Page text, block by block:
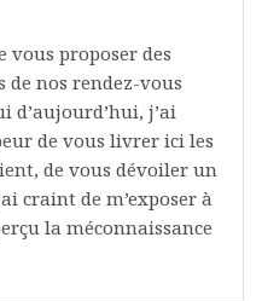
vous proposer des
nos rendez-vous
d’aujourd’hui, j’ai
de vous livrer ici les
de vous dévoiler un
craint de m’exposer à
la méconnaissance